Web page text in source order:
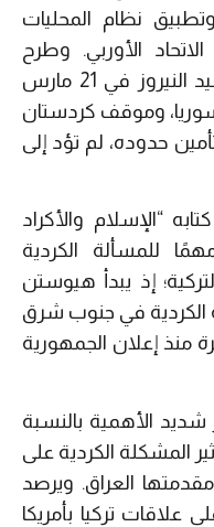
نظام المحليات
الأوربي. وطرح
أوجلان هذه المبادرة بمناسبة عيد النيروز في 21 مارس
سوريا، وموقف كردستان
حدوده، لم تؤد إلى
“الإسلام والأكراد
للمسألة الكردية
إذ يبدأ هيوستن
الكردية في جنوب شرق
منذ إعلان الجمهورية
الأهمية بالنسبة
المشكلة الكردية على
العراق. ويرصد
علاقات تركيا بأمريكا